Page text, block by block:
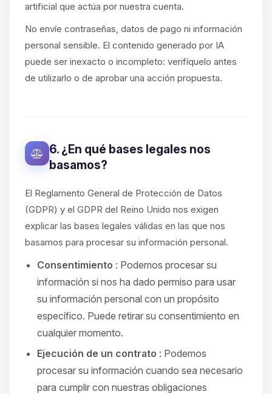
artificial que actúa por nuestra cuenta.
No envíe contraseñas, datos de pago ni información
personal sensible. El contenido generado por IA
puede ser inexacto o incompleto: verifíquelo antes
de utilizarlo o de aprobar una acción propuesta.
6. ¿En qué bases legales nos
basamos?
El Reglamento General de Protección de Datos
(GDPR) y el GDPR del Reino Unido nos exigen
explicar las bases legales válidas en las que nos
basamos para procesar su información personal.
Consentimiento : Podemos procesar su
información si nos ha dado permiso para usar
su información personal con un propósito
específico. Puede retirar su consentimiento en
cualquier momento.
Ejecución de un contrato : Podemos
procesar su información cuando sea necesario
para cumplir con nuestras obligaciones